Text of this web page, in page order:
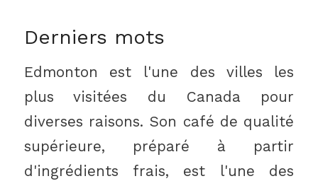
Derniers mots
Edmonton est l'une des villes les
plus visitées du Canada pour
diverses raisons. Son café de qualité
supérieure, préparé à partir
d'ingrédients frais, est l'une des